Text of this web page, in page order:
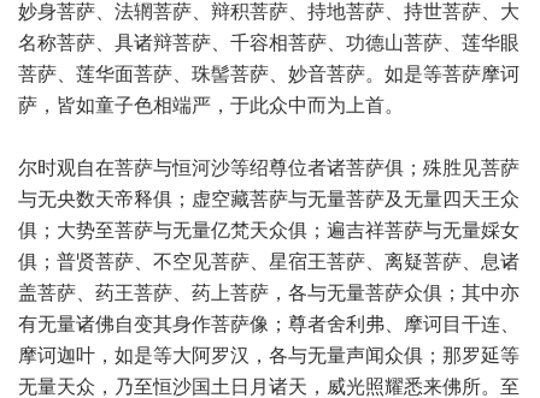
妙身菩萨、法辋菩萨、辩积菩萨、持地菩萨、持世菩萨、大
名称菩萨、具诸辩菩萨、千容相菩萨、功德山菩萨、莲华眼
菩萨、莲华面菩萨、珠髻菩萨、妙音菩萨。如是等菩萨摩诃
萨，皆如童子色相端严，于此众中而为上首。
尔时观自在菩萨与恒河沙等绍尊位者诸菩萨俱；殊胜见菩萨
与无央数天帝释俱；虚空藏菩萨与无量菩萨及无量四天王众
俱；大势至菩萨与无量亿梵天众俱；遍吉祥菩萨与无量婇女
俱；普贤菩萨、不空见菩萨、星宿王菩萨、离疑菩萨、息诸
盖菩萨、药王菩萨、药上菩萨，各与无量菩萨众俱；其中亦
有无量诸佛自变其身作菩萨像；尊者舍利弗、摩诃目干连、
摩诃迦叶，如是等大阿罗汉，各与无量声闻众俱；那罗延等
无量天众，乃至恒沙国土日月诸天，威光照耀悉来佛所。至